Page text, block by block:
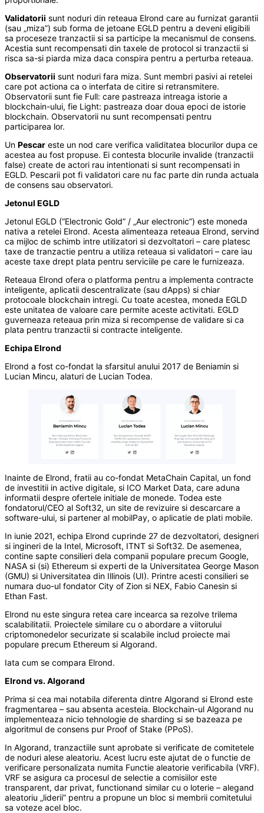
Validatorii sunt noduri din reteaua Elrond care au furnizat garantii
(sau „miza”) sub forma de jetoane EGLD pentru a deveni eligibili
sa proceseze tranzactii si sa participe la mecanismul de consens.
Acestia sunt recompensati din taxele de protocol si tranzactii si
risca sa-si piarda miza daca conspira pentru a perturba reteaua.
Observatorii sunt noduri fara miza. Sunt membri pasivi ai retelei
care pot actiona ca o interfata de citire si retransmitere.
Observatorii sunt fie Full: care pastreaza intreaga istorie a
blockchain-ului, fie Light: pastreaza doar doua epoci de istorie
blockchain. Observatorii nu sunt recompensati pentru
participarea lor.
Un Pescar este un nod care verifica validitatea blocurilor dupa ce
acestea au fost propuse. Ei contesta blocurile invalide (tranzactii
false) create de actori rau intentionati si sunt recompensati in
EGLD. Pescarii pot fi validatori care nu fac parte din runda actuala
de consens sau observatori.
Jetonul EGLD
Jetonul EGLD (“Electronic Gold” / „Aur electronic”) este moneda
nativa a retelei Elrond. Acesta alimenteaza reteaua Elrond, servind
ca mijloc de schimb intre utilizatori si dezvoltatori – care platesc
taxe de tranzactie pentru a utiliza reteaua si validatori – care iau
aceste taxe drept plata pentru serviciile pe care le furnizeaza.
Reteaua Elrond ofera o platforma pentru a implementa contracte
inteligente, aplicatii descentralizate (sau dApps) si chiar
protocoale blockchain intregi. Cu toate acestea, moneda EGLD
este unitatea de valoare care permite aceste activitati. EGLD
guverneaza reteaua prin miza si recompense de validare si ca
plata pentru tranzactii si contracte inteligente.
Echipa Elrond
Elrond a fost co-fondat la sfarsitul anului 2017 de Beniamin si
Lucian Mincu, alaturi de Lucian Todea.
Inainte de Elrond, fratii au co-fondat MetaChain Capital, un fond
de investitii in active digitale, si ICO Market Data, care aduna
informatii despre ofertele initiale de monede. Todea este
fondatorul/CEO al Soft32, un site de revizuire si descarcare a
software-ului, si partener al mobilPay, o aplicatie de plati mobile.
In iunie 2021, echipa Elrond cuprinde 27 de dezvoltatori, designeri
si ingineri de la Intel, Microsoft, ITNT si Soft32. De asemenea,
contine sapte consilieri dela companii populare precum Google,
NASA si (si) Ethereum si experti de la Universitatea George Mason
(GMU) si Universitatea din Illinois (UI). Printre acesti consilieri se
numara duo-ul fondator City of Zion si NEX, Fabio Canesin si
Ethan Fast.
Elrond nu este singura retea care incearca sa rezolve trilema
scalabilitatii. Proiectele similare cu o abordare a viitorului
criptomonedelor securizate si scalabile includ proiecte mai
populare precum Ethereum si Algorand.
Iata cum se compara Elrond.
Elrond vs. Algorand
Prima si cea mai notabila diferenta dintre Algorand si Elrond este
fragmentarea – sau absenta acesteia. Blockchain-ul Algorand nu
implementeaza nicio tehnologie de sharding si se bazeaza pe
algoritmul de consens pur Proof of Stake (PPoS).
In Algorand, tranzactiile sunt aprobate si verificate de comitetele
de noduri alese aleatoriu. Acest lucru este ajutat de o functie de
verificare personalizata numita Functie aleatorie verificabila (VRF).
VRF se asigura ca procesul de selectie a comisiilor este
transparent, dar privat, functionand similar cu o loterie – alegand
aleatoriu „liderii” pentru a propune un bloc si membrii comitetului
sa voteze acel bloc.